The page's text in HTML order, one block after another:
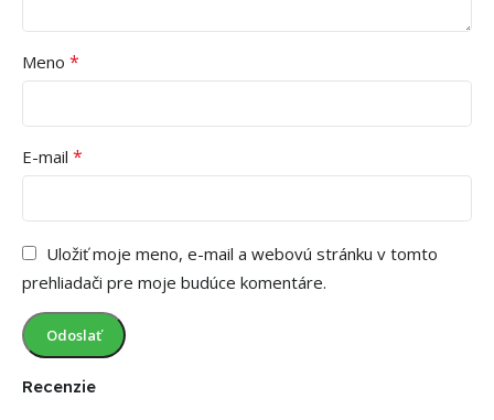
Recenzie
Meno *
E-mail *
Uložiť moje meno, e-mail a webovú stránku v tomto
prehliadači pre moje budúce komentáre.